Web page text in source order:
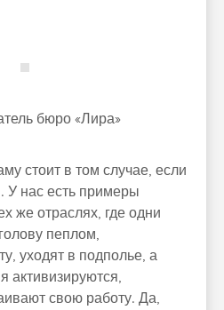
бюро «Лира»
стоит в том случае, если
У нас есть примеры
же отраслях, где одни
пеплом,
уходят в подполье, а
активизируются,
свою работу. Да,